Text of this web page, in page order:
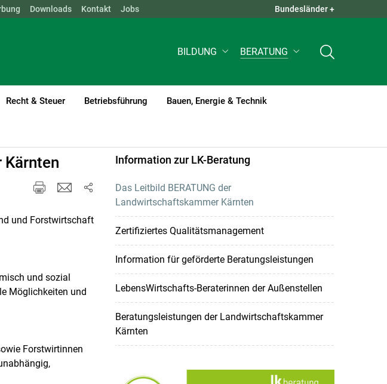
WIEN QUICK LINKS +
Downloads Kontakt Jobs Bundesländer +
BILDUNG BERATUNG
Recht & Steuer Betriebsführung Bauen, Energie & Technik
Kärnten
und Forstwirtschaft
und sozial
Möglichkeiten und
Forstwirtinnen
Information zur LK-Beratung
Das Leitbild BERATUNG der
Landwirtschaftskammer Kärnten
Zertifiziertes Qualitätsmanagement
Information für geförderte Beratungsleistungen
LebensWirtschafts-Beraterinnen der Außenstellen
Beratungsleistungen der Landwirtschaftskammer
Kärnten